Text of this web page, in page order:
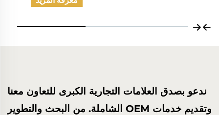
ندعو بصدق العلامات التجارية الكبرى للتعاون معنا
وتقديم خدمات OEM الشاملة. من البحث والتطوير